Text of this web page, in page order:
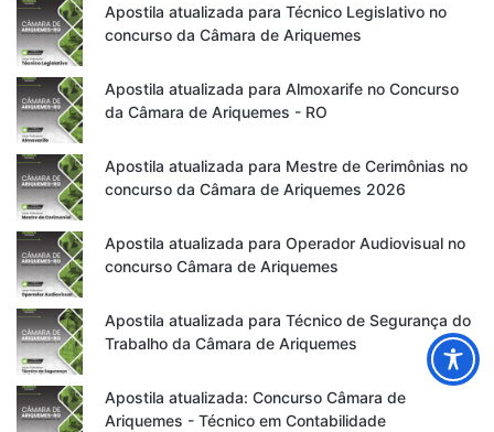
Apostila atualizada para Técnico Legislativo no
concurso da Câmara de Ariquemes
Apostila atualizada para Almoxarife no Concurso
da Câmara de Ariquemes - RO
Apostila atualizada para Mestre de Cerimônias no
concurso da Câmara de Ariquemes 2026
Apostila atualizada para Operador Audiovisual no
concurso Câmara de Ariquemes
Apostila atualizada para Técnico de Segurança do
Trabalho da Câmara de Ariquemes
Apostila atualizada: Concurso Câmara de
Ariquemes - Técnico em Contabilidade